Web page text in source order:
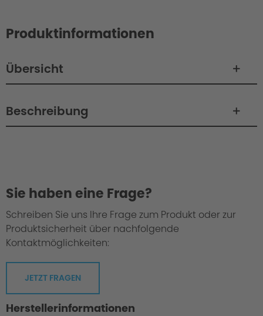
Produktinformationen
Übersicht
Beschreibung
Sie haben eine Frage?
Schreiben Sie uns Ihre Frage zum Produkt oder zur
Produktsicherheit über nachfolgende
Kontaktmöglichkeiten:
JETZT FRAGEN
Herstellerinformationen